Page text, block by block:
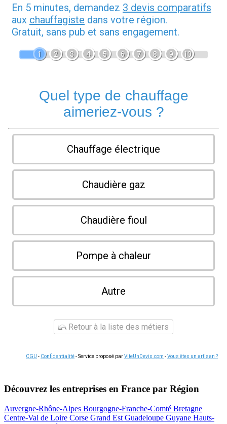
En 5 minutes, demandez 3 devis comparatifs
aux chauffagiste dans votre région.
Gratuit, sans pub et sans engagement.
1 2 3 4 5 6 7 8 9 10
Quel type de chauffage
aimeriez-vous ?
Chauffage électrique
Chaudière gaz
Chaudière fioul
Pompe à chaleur
Autre
Retour à la liste des métiers
CGU - Confidentialité- Service proposé parViteUnDevis.com -Vous êtes un artisan ?
Découvrez les entreprises en France par Région
Auvergne-Rhône-Alpes Bourgogne-Franche-Comté Bretagne
Centre-Val de Loire Corse Grand Est Guadeloupe Guyane Hauts-